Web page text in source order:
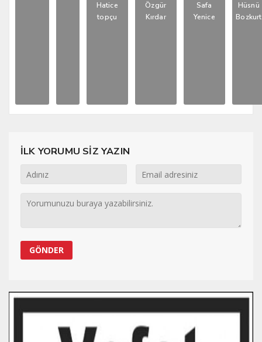
Hatice
topçu
Özgür
Kırdar
Safa
Yenice
Hüsnü
Bozkurt
İLK YORUMU SİZ YAZIN